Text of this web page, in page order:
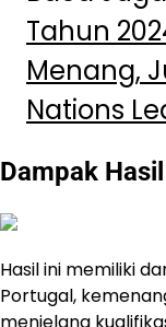
Tahun
Menang,
Nations
Dampak
Hasil ini memiliki
Portugal,